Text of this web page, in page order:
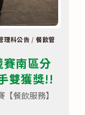
理科公告 /餐飲管
南區分
雙獲獎!!
餐飲服務】